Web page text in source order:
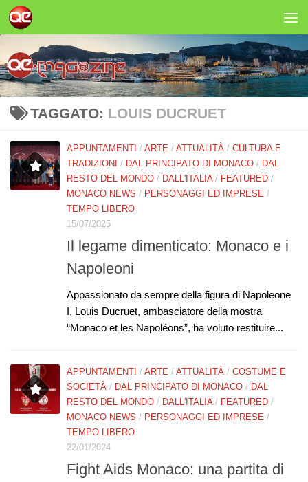
Salta al contenuto
TAGGATO: LOUIS DUCRUET
APPUNTAMENTI / ARTE / ATTUALITÀ / CULTURA E
TRADIZIONI / DAL PRINCIPATO DI MONACO / DAL
RESTO DEL MONDO / DALL'ITALIA/ FEATURED /
MONACO NEWS / PERSONAGGI ED IMPRESE /
TEMPO LIBERO
15/07/2025
Il legame dimenticato: Monaco e i
Napoleoni
Appassionato da sempre della figura di Napoleone
I, Louis Ducruet, ambasciatore della mostra
“Monaco et les Napoléons”, ha voluto restituire...
APPUNTAMENTI / ARTE / ATTUALITÀ / COSTUME E
SOCIETÀ / DAL PRINCIPATO DI MONACO / DAL
RESTO DEL MONDO / DALL'ITALIA / FEATURED /
MONACO NEWS / PERSONAGGI ED IMPRESE /
TEMPO LIBERO
22/01/2024
Fight Aids Monaco: una partita di